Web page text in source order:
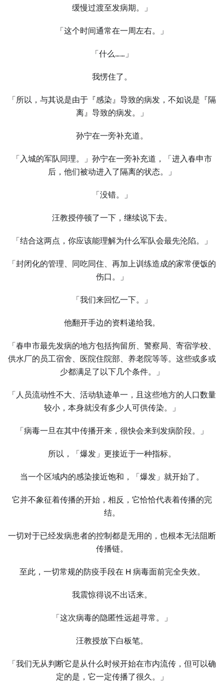
缓慢过渡至发病期。」
「这个时间通常在一周左右。」
「什么……」
我愣住了。
「所以，与其说是由于『感染』导致的病发，不如说是『隔
离』导致的病发。」
孙宁在一旁补充道。
「入城的军队同理。」孙宁在一旁补充道，「进入春申市
后，他们被动进入了隔离的状态。」
「没错。」
汪教授停顿了一下，继续说下去。
「结合这两点，你应该能理解为什么军队会最先沦陷。」
「封闭化的管理、同吃同住、再加上训练造成的家常便饭的
伤口。」
「我们来回忆一下。」
他翻开手边的资料递给我。
「春申市最先发病的地方包括拘留所、警察局、寄宿学校、
供水厂的员工宿舍、医院住院部、养老院等等。这些或多或
少都满足了以下几个条件。」
「人员流动性不大、活动轨迹单一，且这些地方的人口数量
较小，本身就没有多少人可供传染。」
「病毒一旦在其中传播开来，很快会来到发病阶段。」
所以，「爆发」更接近于一种指标。
当一个区域内的感染接近饱和，「爆发」就开始了。
它并不象征着传播的开始，相反，它恰恰代表着传播的完
结。
一切对于已经发病患者的控制都是无用的，也根本无法阻断
传播链。
至此，一切常规的防疫手段在 H 病毒面前完全失效。
我震惊得说不出话来。
「这次病毒的隐匿性远超寻常。」
汪教授放下白板笔。
「我们无从判断它是从什么时候开始在市内流传，但可以确
定的是，它一定传播了很久。」